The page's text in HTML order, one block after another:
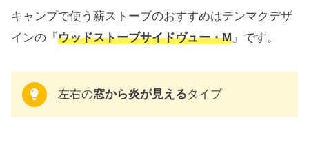
キャンプで使う薪ストーブのおすすめはテンマクデザ
インの『 ウッドストーブサイドヴュー・M』です。
左右の窓から炎が見えるタイプ